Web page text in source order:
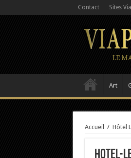
Contact Sites
Art
Accueil / Hôtel
hotel-